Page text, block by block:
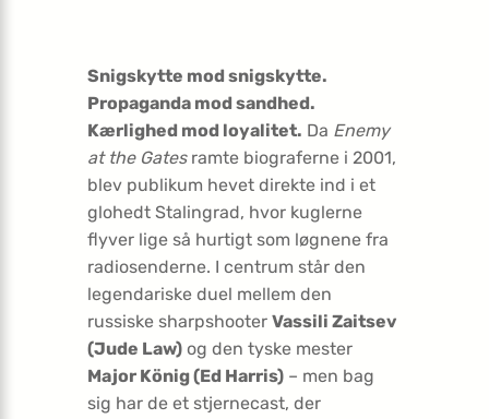
Snigskytte mod snigskytte.
Propaganda mod sandhed.
Kærlighed mod loyalitet. Da Enemy
at the Gatesramte biograferne i 2001,
blev publikum hevet direkte ind i et
glohedt Stalingrad, hvor kuglerne
flyver lige så hurtigt som løgnene fra
radiosenderne. I centrum står den
legendariske duel mellem den
russiske sharpshooter Vassili Zaitsev
(Jude Law) og den tyske mester
Major König (Ed Harris) – men bag
sig har de et stjernecast, der